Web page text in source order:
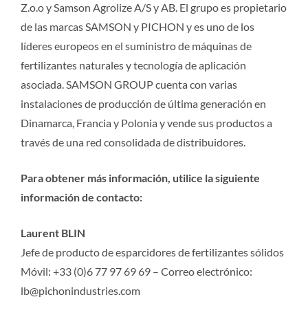
Z.o.o y Samson Agrolize A/S y AB. El grupo es propietario
de las marcas SAMSON y PICHON y es uno de los
líderes europeos en el suministro de máquinas de
fertilizantes naturales y tecnología de aplicación
asociada. SAMSON GROUP cuenta con varias
instalaciones de producción de última generación en
Dinamarca, Francia y Polonia y vende sus productos a
través de una red consolidada de distribuidores.
Para obtener más información, utilice la siguiente
información de contacto:
Laurent BLIN
Jefe de producto de esparcidores de fertilizantes sólidos
Móvil: +33 (0)6 77 97 69 69 – Correo electrónico:
lb@pichonindustries.com